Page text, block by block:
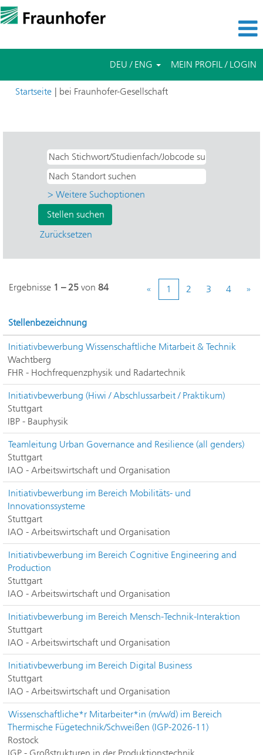
DEU / ENG MEIN PROFIL / LOGIN
Startseite | bei Fraunhofer-Gesellschaft(aktuelle
> Weitere Suchoptionen
Zurücksetzen
Ergebnisse 1 – 25 von 84 « 1 2 3 4 »
Stellenbezeichnung
Initiativbewerbung Wissenschaftliche Mitarbeit & Technik
Wachtberg
FHR - Hochfrequenzphysik und Radartechnik
Initiativbewerbung (Hiwi / Abschlussarbeit / Praktikum)
Stuttgart
IBP - Bauphysik
Teamleitung Urban Governance and Resilience (all genders)
Stuttgart
IAO - Arbeitswirtschaft und Organisation
Initiativbewerbung im Bereich Mobilitäts- und
Innovationssysteme
Stuttgart
IAO - Arbeitswirtschaft und Organisation
Initiativbewerbung im Bereich Cognitive Engineering and
Production
Stuttgart
IAO - Arbeitswirtschaft und Organisation
Initiativbewerbung im Bereich Mensch-Technik-Interaktion
Stuttgart
IAO - Arbeitswirtschaft und Organisation
Initiativbewerbung im Bereich Digital Business
Stuttgart
IAO - Arbeitswirtschaft und Organisation
Wissenschaftliche*r Mitarbeiter*in (m/w/d) im Bereich
Thermische Fügetechnik/Schweißen (IGP-2026-11)
Rostock